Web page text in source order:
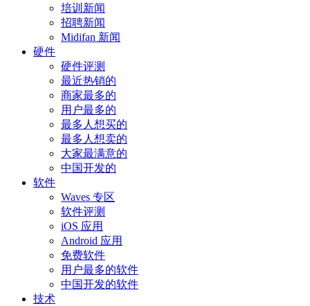
培训新闻
招聘新闻
Midifan 新闻
硬件
硬件评测
最近热销的
商家最多的
用户最多的
最多人想买的
最多人想卖的
大家最满意的
中国开发的
软件
Waves 专区
软件评测
iOS 应用
Android 应用
免费软件
用户最多的软件
中国开发的软件
技术